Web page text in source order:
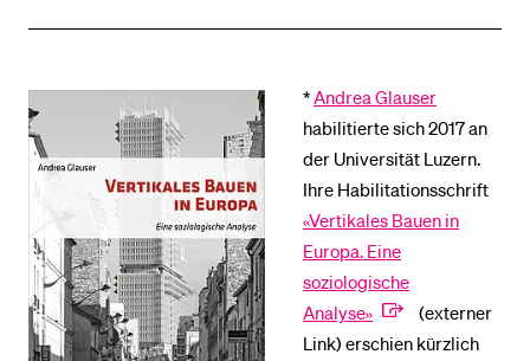
*Andrea Glauser
habilitierte sich 2017 an
der Universität Luzern.
Ihre Habilitationsschrift
«Vertikales Bauen in
Europa. Eine
soziologische
Analyse»
(externer
Link) erschien kürzlich